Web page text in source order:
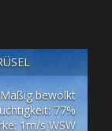
Mäßig bewölkt
77%
1m/s WSW